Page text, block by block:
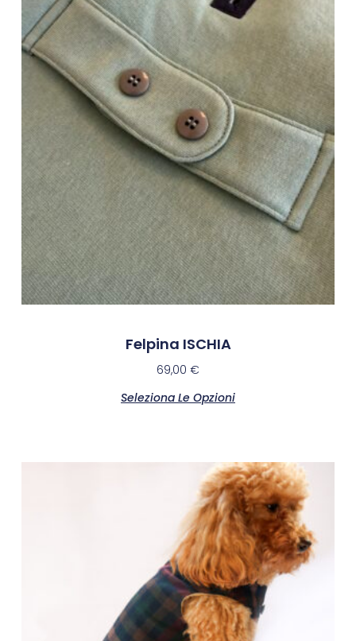
Felpina ISCHIA
69,00 €
Seleziona Le Opzioni